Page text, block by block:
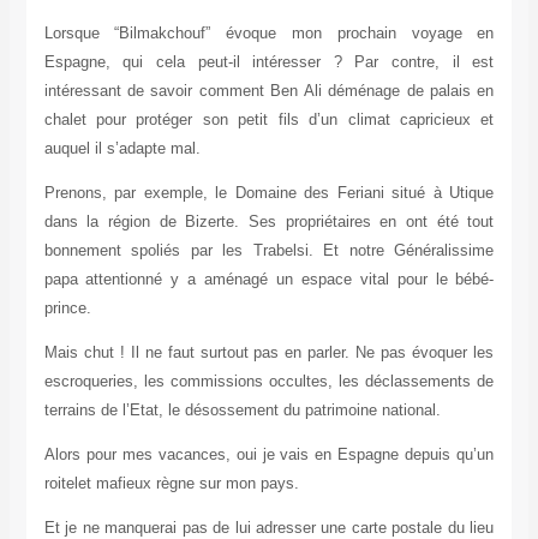
Lorsque “Bilmakchouf” évoque mon prochain voyage en
Espagne, qui cela peut-il intéresser ? Par contre, il est
intéressant de savoir comment Ben Ali déménage de palais en
chalet pour protéger son petit fils d’un climat capricieux et
auquel il s’adapte mal.
Prenons, par exemple, le Domaine des Feriani situé à Utique
dans la région de Bizerte. Ses propriétaires en ont été tout
bonnement spoliés par les Trabelsi. Et notre Généralissime
papa attentionné y a aménagé un espace vital pour le bébé-
prince.
Mais chut ! Il ne faut surtout pas en parler. Ne pas évoquer les
escroqueries, les commissions occultes, les déclassements de
terrains de l’Etat, le désossement du patrimoine national.
Alors pour mes vacances, oui je vais en Espagne depuis qu’un
roitelet mafieux règne sur mon pays.
Et je ne manquerai pas de lui adresser une carte postale du lieu